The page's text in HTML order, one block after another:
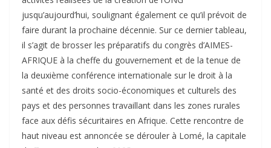
jusqu’aujourd’hui, soulignant également ce qu’il prévoit de
faire durant la prochaine décennie. Sur ce dernier tableau,
il s’agit de brosser les préparatifs du congrès d’AIMES-
AFRIQUE à la cheffe du gouvernement et de la tenue de
la deuxième conférence internationale sur le droit à la
santé et des droits socio-économiques et culturels des
pays et des personnes travaillant dans les zones rurales
face aux défis sécuritaires en Afrique. Cette rencontre de
haut niveau est annoncée se dérouler à Lomé, la capitale